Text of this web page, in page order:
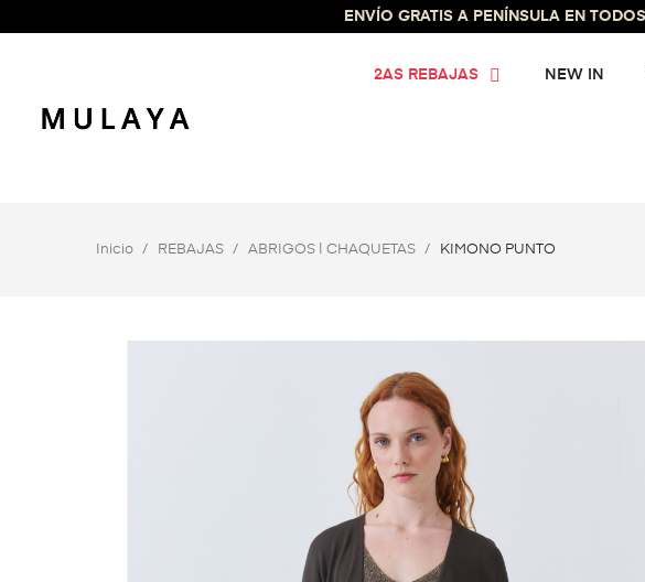
ENVÍO GRATIS A PENÍNSULA EN
2AS REBAJAS NEW IN
Inicio REBAJAS ABRIGOS | CHAQUETAS KIMONO PUNTO